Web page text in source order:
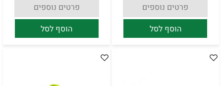
פרטים נוספים
הוסף לסל
פרטים נוספים
הוסף לסל